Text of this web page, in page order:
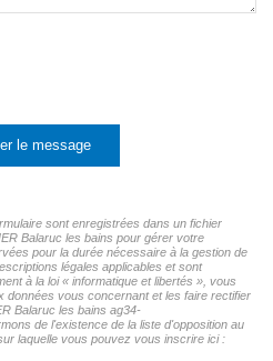
le message
sont enregistrées dans un fichier
Balaruc les bains pour gérer votre
pour la durée nécessaire à la gestion de
légales applicables et sont
à la loi « informatique et libertés », vous
vous concernant et les faire rectifier
Balaruc les bains ag34-
de l'existence de la liste d'opposition au
laquelle vous pouvez vous inscrire ici :